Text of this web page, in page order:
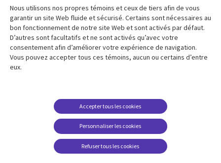
Salle de presse
Ressources
Articles
Études de cas
Baladodiffusions
Support
Restrictions et
conditions juridiques
Carrières FAQ
Centre de gestion des
Social
Media
Global
FR
Nous utilisons nos propres témoins et ceux de tiers afin de vous
garantir un site Web fluide et sécurisé. Certains sont nécessaires au
bon fonctionnement de notre site Web et sont activés par défaut.
D’autres sont facultatifs et ne sont activés qu’avec votre
consentement afin d’améliorer votre expérience de navigation.
Vous pouvez accepter tous ces témoins, aucun ou certains d’entre
eux.
Personnaliser les cookies
Accepter tous les cookies
Refuser tous les cookies